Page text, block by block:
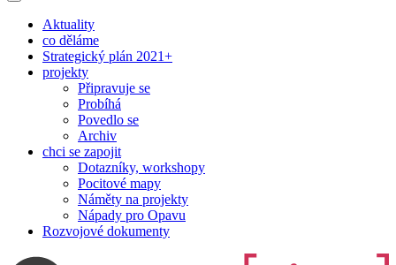
Aktuality
co děláme
Strategický plán 2021+
projekty
Připravuje se
Probíhá
Povedlo se
Archiv
chci se zapojit
Dotazníky, workshopy
Pocitové mapy
Náměty na projekty
Nápady pro Opavu
Rozvojové dokumenty